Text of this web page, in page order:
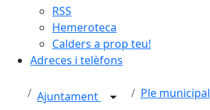
RSS
Hemeroteca
Calders a prop teu!
Adreces i telèfons
Ajuntament Ple municipal